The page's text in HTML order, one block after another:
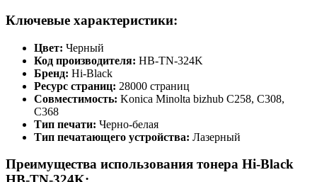
Ключевые характеристики:
Цвет: Черный
Код производителя: HB-TN-324K
Бренд: Hi-Black
Ресурс страниц: 28000 страниц
Совместимость: Konica Minolta bizhub C258, C308,
C368
Тип печати: Черно-белая
Тип печатающего устройства: Лазерный
Преимущества использования тонера Hi-Black